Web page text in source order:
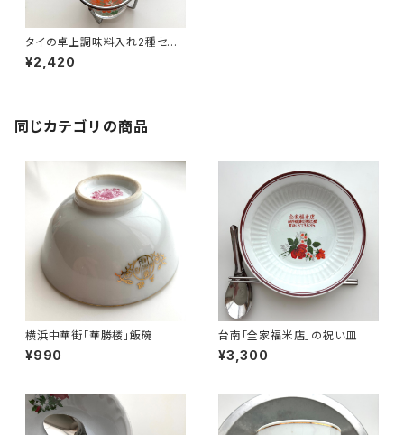
タイの卓上調味料入れ2種セット
「クルワンプルーン」
¥2,420
同じカテゴリの商品
横浜中華街「華勝楼」飯碗
¥990
台南「全家福米店」の祝い皿
¥3,300